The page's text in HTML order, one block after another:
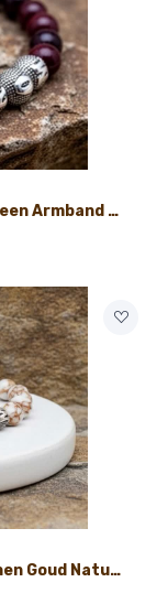
Handgemaakte Lepidolite Natuursteen Armband met Naam 8mm
Handgemaakte Wit Howliet Gesponnen Goud Natuursteen Armband met Naam 8mm